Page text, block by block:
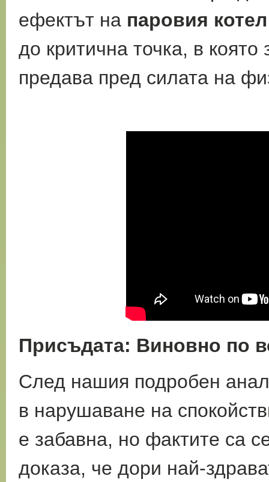
ефектът на паровия котел
до критична точка, в
предава пред силата на
Присъдата: Виновно по
След нашия подробен
в нарушаване на
е забавна, но фактите са
доказа, че дори най-